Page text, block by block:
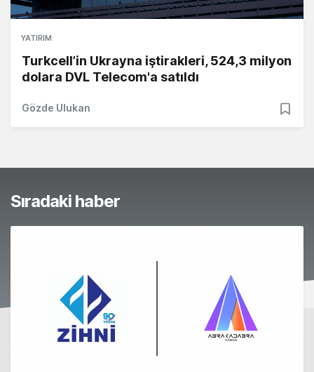
YATIRIM
Turkcell’in Ukrayna iştirakleri, 524,3 milyon
dolara DVL Telecom'a satıldı
Gözde Ulukan
Sıradaki haber